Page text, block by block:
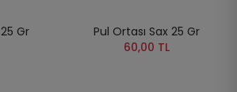
Gr
Pul Ortası Sax 25 Gr
60,00 TL